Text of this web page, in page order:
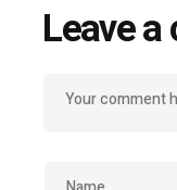
Leave